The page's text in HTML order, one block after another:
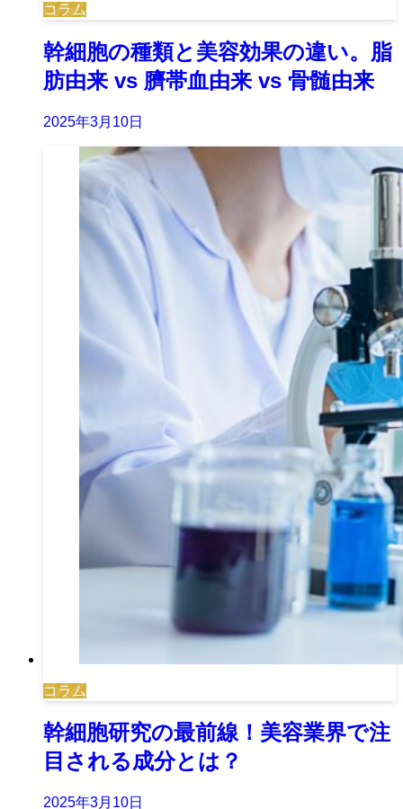
コラム
幹細胞の種類と美容効果の違い。脂
肪由来 vs 臍帯血由来 vs 骨髄由来
2025年3月10日
コラム
幹細胞研究の最前線！美容業界で注
目される成分とは？
2025年3月10日